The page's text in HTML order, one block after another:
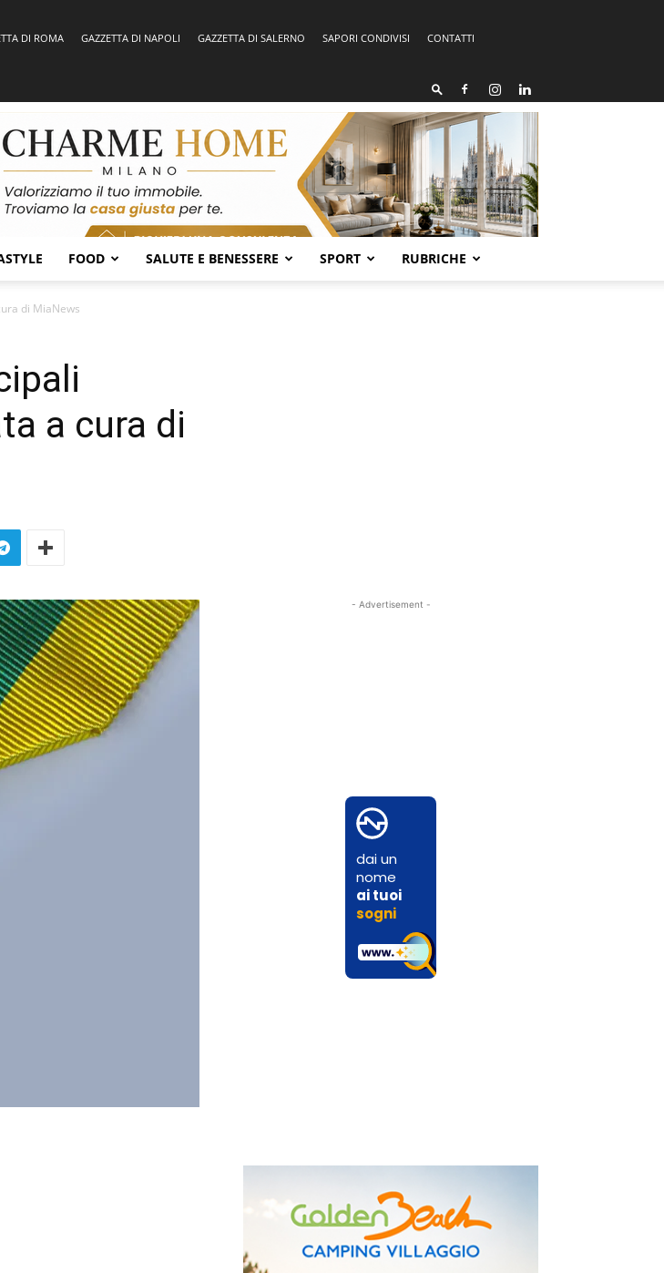
DI ROMA GAZZETTA DI NAPOLI GAZZETTA DI SALERNO SAPORI CONDIVISI
CONTATTI
FOOD SALUTE E BENESSERE SPORT RUBRICHE
di MiaNews
a cura di
- Advertisement -